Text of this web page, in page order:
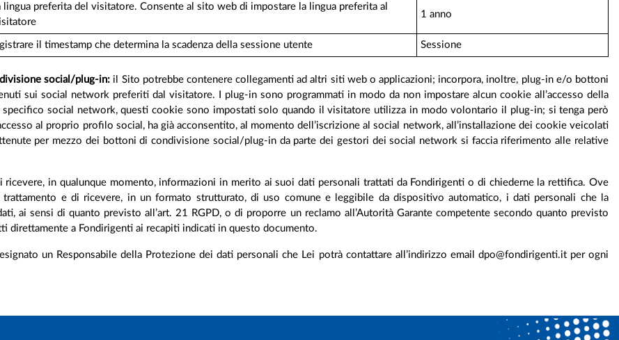
lingua preferita del visitatore. Consente al sito web di impostare la lingua preferita al
1 anno
il timestamp che determina la scadenza della sessione utente Sessione
social/plug-in: il Sito potrebbe contenere collegamenti ad altri siti web o applicazioni; incorpora, inoltre, plug-in e/o bottoni
sui social network preferiti dal visitatore. I plug-in sono programmati in modo da non impostare alcun cookie all’accesso della
specifico social network, questi cookie sono impostati solo quando il visitatore utilizza in modo volontario il plug-in; si tenga però
al proprio profilo social, ha già acconsentito, al momento dell’iscrizione al social network, all’installazione dei cookie veicolati
per mezzo dei bottoni di condivisione social/plug-in da parte dei gestori dei social network si faccia riferimento alle relative
in qualunque momento, informazioni in merito ai suoi dati personali trattati da Fondirigenti o di chiederne la rettifica. Ove
e di ricevere, in un formato strutturato, di uso comune e leggibile da dispositivo automatico, i dati personali che la
ai sensi di quanto previsto all’art. 21 RGPD, o di proporre un reclamo all’Autorità Garante competente secondo quanto previsto
direttamente a Fondirigenti ai recapiti indicati in questo documento.
un Responsabile della Protezione dei dati personali che Lei potrà contattare all’indirizzo email dpo@fondirigenti.it per ogni